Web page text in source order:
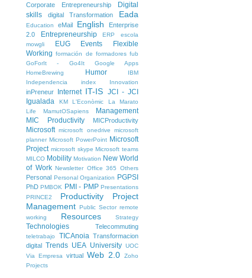
Corporate Entrepreneurship
Digital
skills
digital Transformation Eada
Education eMail English
Enterprise
2.0
Entrepreneurship ERP
escola
mowgli
EUG Events
Flexible
Working formación de formadores fub
GoForIt - Go4It
Google Apps
HomeBrewing
Humor
IBM
Independencia
index Innovation
inPreneur Internet IT-IS JCI - JCI
Igualada
KM L'Econòmic
La Marato
Life
MamutOSapiens
Management
MIC Productivity
MICProductivity
Microsoft microsoft onedrive
microsoft
planner Microsoft PowerPoint Microsoft
Project microsoft skype Microsoft teams
MILCO Mobility Motivation New World
of Work Newsletter Office 365 Others
Personal Personal Organization PGPSI
PhD PMBOK PMI - PMP Presentations
PRINCE2
Productivity
Project
Management
Public Sector remote
working
Resources Strategy
Technologies Telecommuting
teletrabajo TICAnoia Transformacion
digital
Trends UEA University UOC
Via Empresa virtual Web 2.0
Zoho
Projects